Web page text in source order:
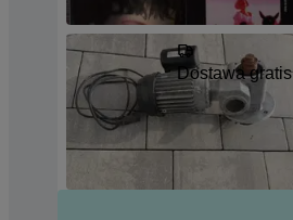
Dostawa gratis